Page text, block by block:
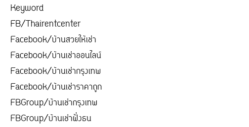
Keyword
FB/Thairentcenter
Facebook/บ้านสวยให้เช่า
Facebook/บ้านเช่าออนไลน์
Facebook/บ้านเช่ากรุงเทพ
Facebook/บ้านเช่าราคาถูก
FBGroup/บ้านเช่ากรุงเทพ
FBGroup/บ้านเช่าฝั่งธน